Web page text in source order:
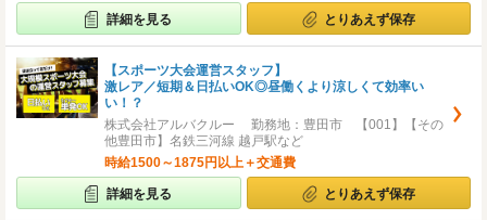
詳細を見る とりあえず保存
【スポーツ大会運営スタッフ】
激レア／短期＆日払いOK◎昼働くより涼しくて効率い
い！？
株式会社アルバクルー 勤務地：豊田市 【001】【その
他豊田市】名鉄三河線 越戸駅など
時給1500～1875円以上＋交通費
詳細を見る とりあえず保存